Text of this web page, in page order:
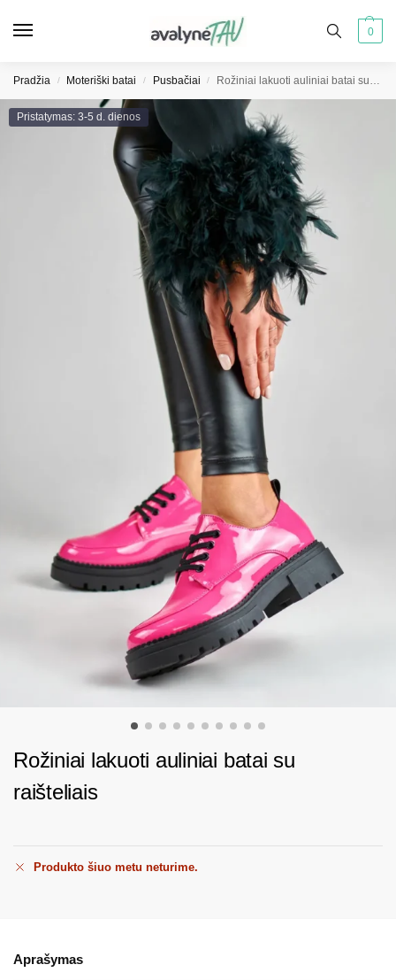
0
Pradžia / Moteriški batai / Pusbačiai / Rožiniai lakuoti auliniai batai su raišteliais
Pristatymas: 3-5 d. dienos
Rožiniai lakuoti auliniai batai su
raišteliais
Produkto šiuo metu neturime.
Aprašymas